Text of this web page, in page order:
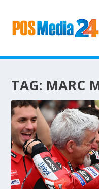
TAG: MARC